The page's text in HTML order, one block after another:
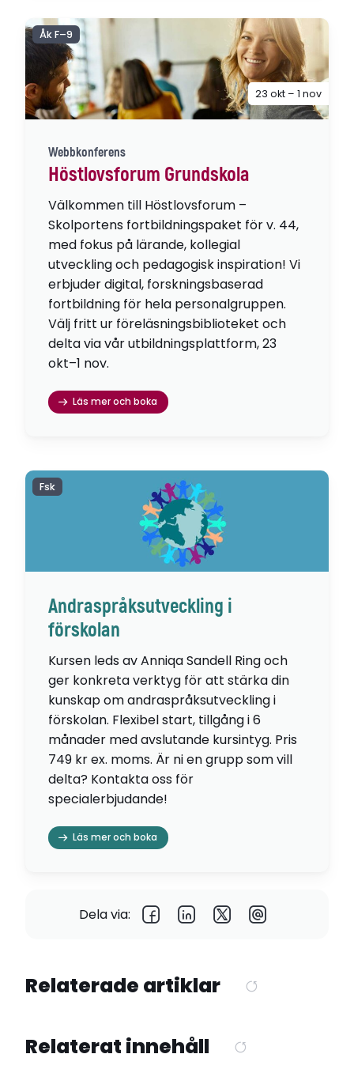
Webbkonferens
Höstlovsforum Grundskola
Välkommen till Höstlovsforum –
Skolportens fortbildningspaket för v. 44,
med fokus på lärande, kollegial
utveckling och pedagogisk inspiration! Vi
erbjuder digital, forskningsbaserad
fortbildning för hela personalgruppen.
Välj fritt ur föreläsningsbiblioteket och
delta via vår utbildningsplattform, 23
okt–1 nov.
Läs mer och boka
Åk F–9
23 okt – 1 nov
Andraspråksutveckling i
förskolan
Kursen leds av Anniqa Sandell Ring och
ger konkreta verktyg för att stärka din
kunskap om andraspråksutveckling i
förskolan. Flexibel start, tillgång i 6
månader med avslutande kursintyg. Pris
749 kr ex. moms. Är ni en grupp som vill
delta? Kontakta oss för
specialerbjudande!
Läs mer och boka
Fsk
Dela via:
Relaterade artiklar
Relaterat innehåll